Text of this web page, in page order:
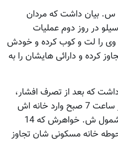
س. بیان داشت که مردان
در روز دوم عملیات
وی را لت و کوب کرده و خودش
کرده و دارائی هایشان را به
که بعد از تصرف افشار،
نیروهای اتحاد اسلامی به زور ساعت 7 صبح وارد خانه اش
شدند. آنها به چهار دختر به شمول ش. خواهرش که 14
خانه مسکونی شان تجاوز